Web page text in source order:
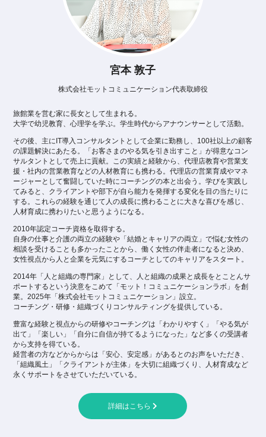
宮本 敦子
株式会社モットコミュニケーション代表取締役
旅館業を営む家に長女として生まれる。
大学で幼児教育、心理学を学ぶ。学生時代からアナウンサーとして活動。
その後、主にIT導入コンサルタントとして企業に勤務し、100社以上の顧客
の課題解決にあたる。「お客さまのやる気を引き出すこと」が得意なコン
サルタントとして売上に貢献。この実績と経験から、代理店教育や営業支
援・社内の営業教育などの人材教育にも携わる。代理店の営業育成やマネ
ージャーとして奮闘していた時にコーチングの本と出会う。学びを実践し
てみると、クライアントや部下が自ら能力を発揮する変化を目の当たりに
する。これらの経験を通じて人の成長に携わることに大きな喜びを感じ、
人材育成に携わりたいと思うようになる。
2010年認定コーチ資格を取得する。
自身の仕事と介護の両立の経験や「結婚とキャリアの両立」で悩む女性の
相談を受けることも多かったことから、働く女性の伴走者になると決め、
女性視点から人と企業を元気にするコーチとしてのキャリアをスタート。
2014年「人と組織の専門家」として、人と組織の成果と成長をとことんサ
ポートするという決意をこめて「モット！コミュニケーションラボ」を創
業。2025年「株式会社モットコミュニケーション」設立。
コーチング・研修・組織づくりコンサルティングを提供している。
豊富な経験と視点からの研修やコーチングは「わかりやすく」「やる気が
出て」「楽しい」「自分に自信が持てるようになった」など多くの受講者
から支持を得ている。
経営者の方などからからは「安心、安定感」があるとのお声をいただき、
「組織風土」「クライアントが主体」を大切に組織づくり、人材育成など
永くサポートをさせていただいている。
詳細はこちら